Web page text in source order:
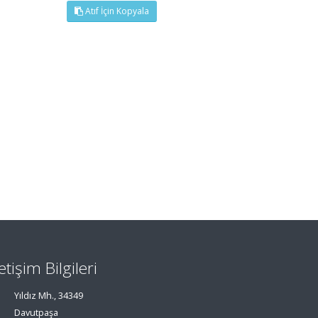
Atıf İçin Kopyala
Bilgileri
Yıldız Mh., 34349
Davutpaşa